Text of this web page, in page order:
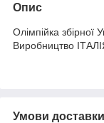
Опис
Олімпійка збірної
Виробництво
Умови доставки